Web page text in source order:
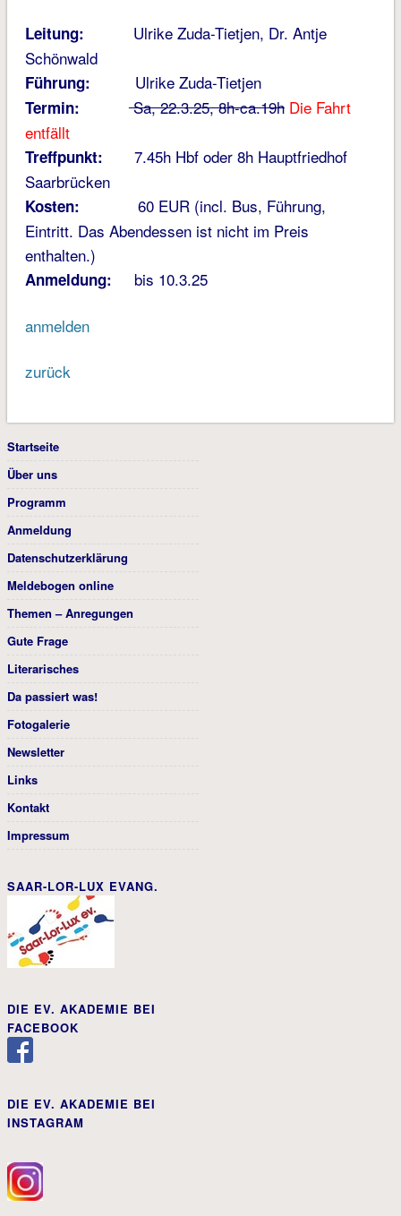
Leitung: Ulrike Zuda-Tietjen, Dr. Antje
Schönwald
Führung: Ulrike Zuda-Tietjen
Termin: Sa, 22.3.25, 8h-ca.19h Die Fahrt
entfällt
Treffpunkt: 7.45h Hbf oder 8h Hauptfriedhof
Saarbrücken
Kosten: 60 EUR (incl. Bus, Führung,
Eintritt. Das Abendessen ist nicht im Preis
enthalten.)
Anmeldung: bis 10.3.25
anmelden
zurück
Startseite
Über uns
Programm
Anmeldung
Datenschutzerklärung
Meldebogen online
Themen – Anregungen
Gute Frage
Literarisches
Da passiert was!
Fotogalerie
Newsletter
Links
Kontakt
Impressum
SAAR-LOR-LUX EVANG.
DIE EV. AKADEMIE BEI
FACEBOOK
DIE EV. AKADEMIE BEI
INSTAGRAM